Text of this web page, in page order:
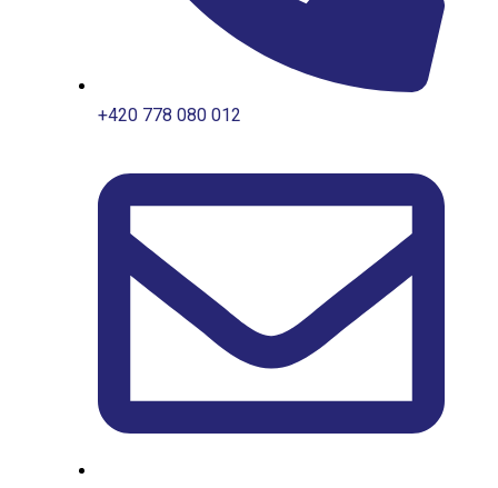
+420 778 080 012